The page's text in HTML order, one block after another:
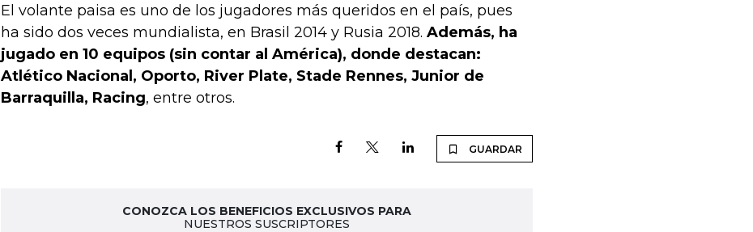
El volante paisa es uno de los jugadores más queridos en el país, pues
ha sido dos veces mundialista, en Brasil 2014 y Rusia 2018. Además, ha
jugado en 10 equipos (sin contar al América), donde destacan:
Atlético Nacional, Oporto, River Plate, Stade Rennes, Junior de
Barraquilla, Racing, entre otros.
GUARDAR
CONOZCA LOS BENEFICIOS EXCLUSIVOS PARA
NUESTROS SUSCRIPTORES